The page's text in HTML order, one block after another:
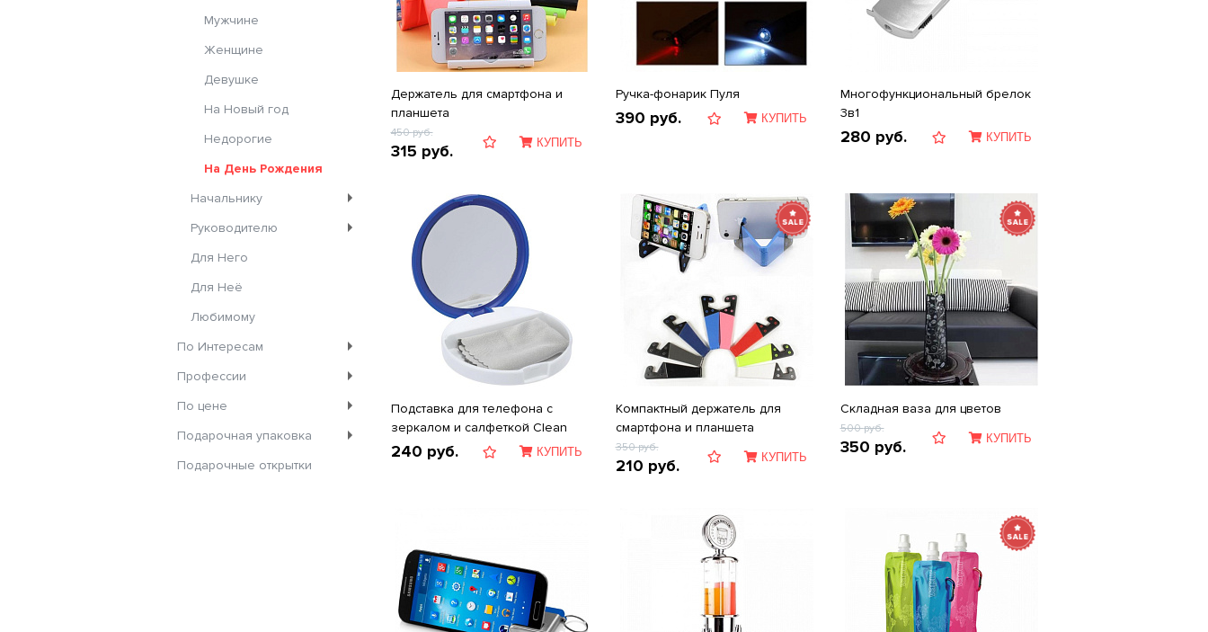
Мужчине
Женщине
Девушке
На Новый год
Недорогие
На День Рождения
Начальнику
Руководителю
Для Него
Для Неё
Любимому
По Интересам
Профессии
По цене
Подарочная упаковка
Подарочные открытки
Держатель для смартфона и
планшета
450руб.
315 руб. КУПИТЬ
Ручка-фонарик Пуля
390 руб. КУПИТЬ
Многофункциональный брелок
3в1
280 руб. КУПИТЬ
Подставка для телефона с
зеркалом и салфеткой Clean
240 руб. КУПИТЬ
Компактный держатель для
смартфона и планшета
350руб.
210 руб. КУПИТЬ
Складная ваза для цветов
500руб.
350 руб. КУПИТЬ